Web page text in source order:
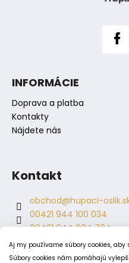
Aj my používame súbory cookies, aby
Súbory cookies nám pomáhajú
INFORMÁCIE
Doprava a platba
Kontakty
Nájdete nás
Kontakt
obchod@hupaci-
00421 944 100 034
00421 944 904 704
hupaci.oslik
dagmar.juricova